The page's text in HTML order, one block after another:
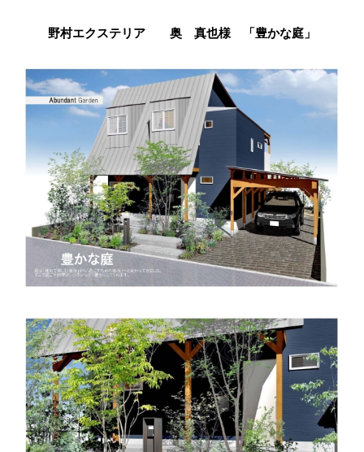
野村エクステリア 奥 真也様 「豊かな庭」